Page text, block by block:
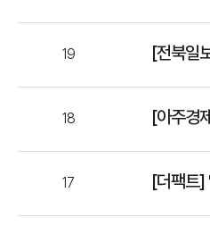
19 [전북일
18 [아주경
17 [더팩트]